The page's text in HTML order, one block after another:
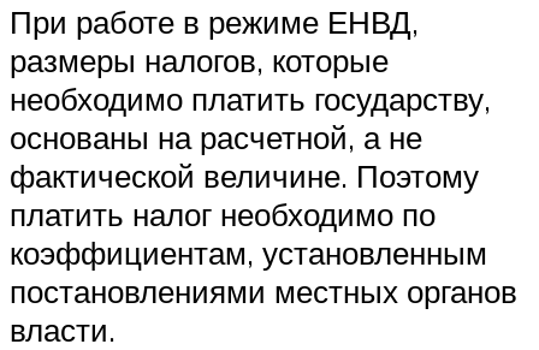
При работе в режиме ЕНВД,
размеры налогов, которые
необходимо платить государству,
основаны на расчетной, а не
фактической величине. Поэтому
платить налог необходимо по
коэффициентам, установленным
постановлениями местных органов
власти.